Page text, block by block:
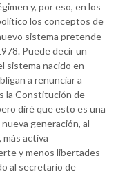
y, por eso, en los
los conceptos de
sistema pretende
Puede decir un
sistema nacido en
a renunciar a
la Constitución de
diré que esto es una
generación, al
más activa
y menos libertades
al secretario de